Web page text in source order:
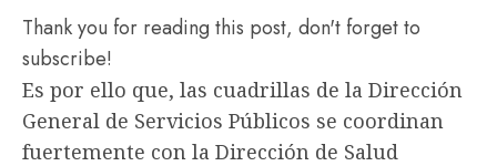
Thank you for reading this post, don't forget to
subscribe!
Es por ello que, las cuadrillas de la Dirección
General de Servicios Públicos se coordinan
fuertemente con la Dirección de Salud